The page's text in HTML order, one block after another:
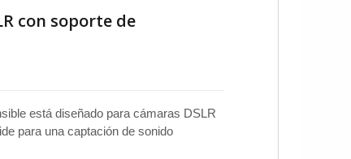
con soporte de
está diseñado para cámaras DSLR
para una captación de sonido